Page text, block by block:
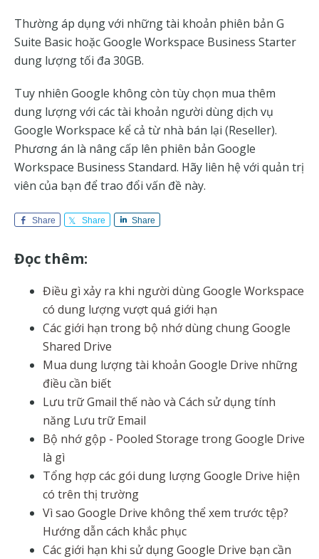
Thường áp dụng với những tài khoản phiên bản G
Suite Basic hoặc Google Workspace Business Starter
dung lượng tối đa 30GB.
Tuy nhiên Google không còn tùy chọn mua thêm
dung lượng với các tài khoản người dùng dịch vụ
Google Workspace kể cả từ nhà bán lại (Reseller).
Phương án là nâng cấp lên phiên bản Google
Workspace Business Standard. Hãy liên hệ với quản trị
viên của bạn để trao đổi vấn đề này.
Share Share Share
Đọc thêm:
Điều gì xảy ra khi người dùng Google Workspace
có dung lượng vượt quá giới hạn
Các giới hạn trong bộ nhớ dùng chung Google
Shared Drive
Mua dung lượng tài khoản Google Drive những
điều cần biết
Lưu trữ Gmail thế nào và Cách sử dụng tính
năng Lưu trữ Email
Bộ nhớ gộp - Pooled Storage trong Google Drive
là gì
Tổng hợp các gói dung lượng Google Drive hiện
có trên thị trường
Vì sao Google Drive không thể xem trước tệp?
Hướng dẫn cách khắc phục
Các giới hạn khi sử dụng Google Drive bạn cần